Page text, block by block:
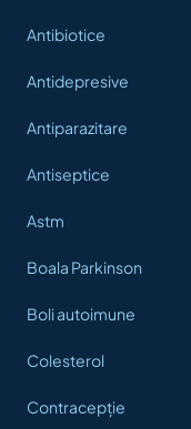
Antibiotice
Antidepresive
Antiparazitare
Antiseptice
Astm
Boala Parkinson
Boli autoimune
Colesterol
Contracepție